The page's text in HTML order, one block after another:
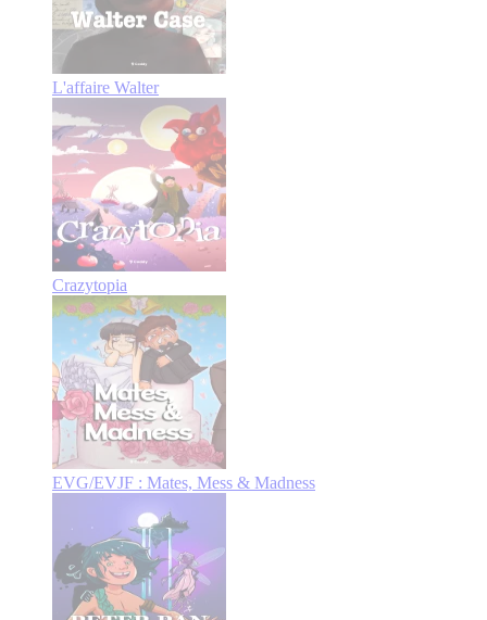
L'affaire Walter
Crazytopia
EVG/EVJF : Mates, Mess & Madness